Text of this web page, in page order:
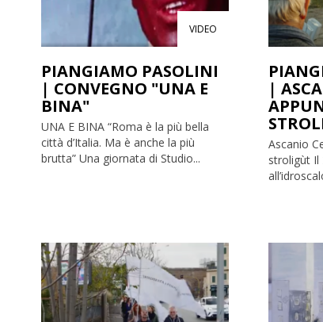
VIDEO
PIANGIAMO PASOLINI
| CONVEGNO "UNA E
BINA"
UNA E BINA “Roma è la più bella
città d’Italia. Ma è anche la più
brutta” Una giornata di Studio...
|
Ascanio
stroligùt Il